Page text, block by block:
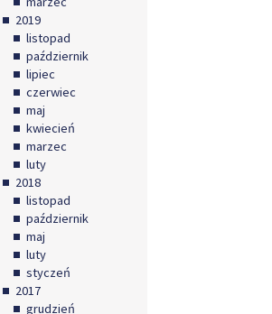
2019
listopad
październik
lipiec
czerwiec
maj
kwiecień
marzec
luty
2018
listopad
październik
maj
luty
styczeń
2017
grudzień